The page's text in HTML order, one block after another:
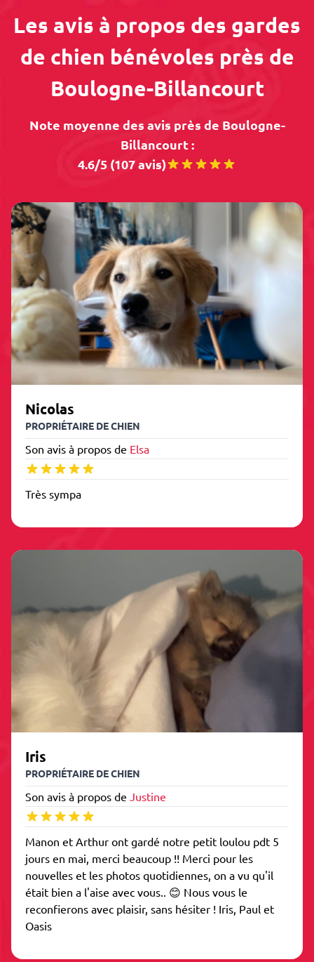
Les avis à propos des gardes
de chien bénévoles près de
Boulogne-Billancourt
Note moyenne des avis près de Boulogne-
Billancourt :
4.6/5 (107 avis)
Nicolas
PROPRIÉTAIRE DE CHIEN
Son avis à propos de Elsa
Très sympa
Iris
PROPRIÉTAIRE DE CHIEN
Son avis à propos de Justine
Manon et Arthur ont gardé notre petit loulou pdt 5
jours en mai, merci beaucoup !! Merci pour les
nouvelles et les photos quotidiennes, on a vu qu'il
était bien a l'aise avec vous.. 😊 Nous vous le
reconfierons avec plaisir, sans hésiter ! Iris, Paul et
Oasis